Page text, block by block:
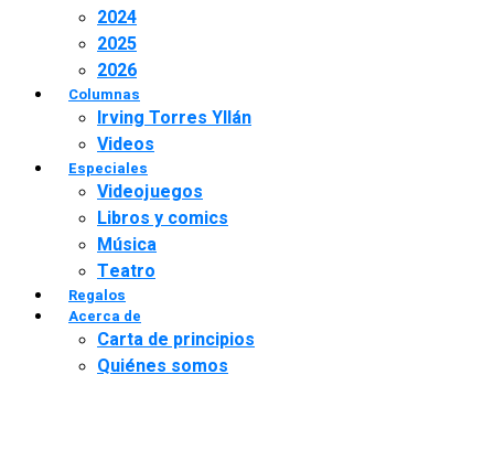
2024
2025
2026
Columnas
Irving Torres Yllán
Videos
Especiales
Videojuegos
Libros y comics
Música
Teatro
Regalos
Acerca de
Carta de principios
Quiénes somos